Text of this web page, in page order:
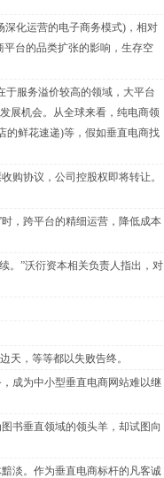
化运营的电子商务模式)，相对
台的品类扩张的影响，生存空
服务溢价较高的领域，大平台
展机会。从全球来看，纯电商领
的鲜花速递)等，假如垂直电商找
协议，公司控股权即将转让。
，跨平台的精细运营，降低成本
。”沃衍资本相关负责人指出，对
，等等都以失败告终。
成为中小型垂直电商网站难以继
书垂直领域的领头羊，却试图向
淡。作为垂直电商标杆的凡客诚